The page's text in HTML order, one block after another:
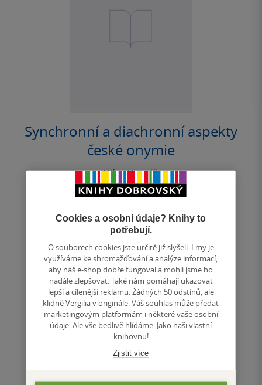
Synchronní a diachronní aspekty
české onymie
Milan Harvalík
0.0
z
hvězdiček
Nedostupné
Uložit do seznamu
Cookies a osobní údaje? Knihy to
potřebují.
O souborech cookies jste určitě již slyšeli. I my je
využíváme ke shromažďování a analýze informací,
aby náš e-shop dobře fungoval a mohli jsme ho
nadále zlepšovat. Také nám pomáhají ukazovat
lepší a cílenější reklamu. Žádných 50 odstínů, ale
klidně Vergilia v originále. Váš souhlas může předat
marketingovým platformám i některé vaše osobní
údaje. Ale vše bedlivě hlídáme. Jako naši vlastní
knihovnu!
Zjistit více